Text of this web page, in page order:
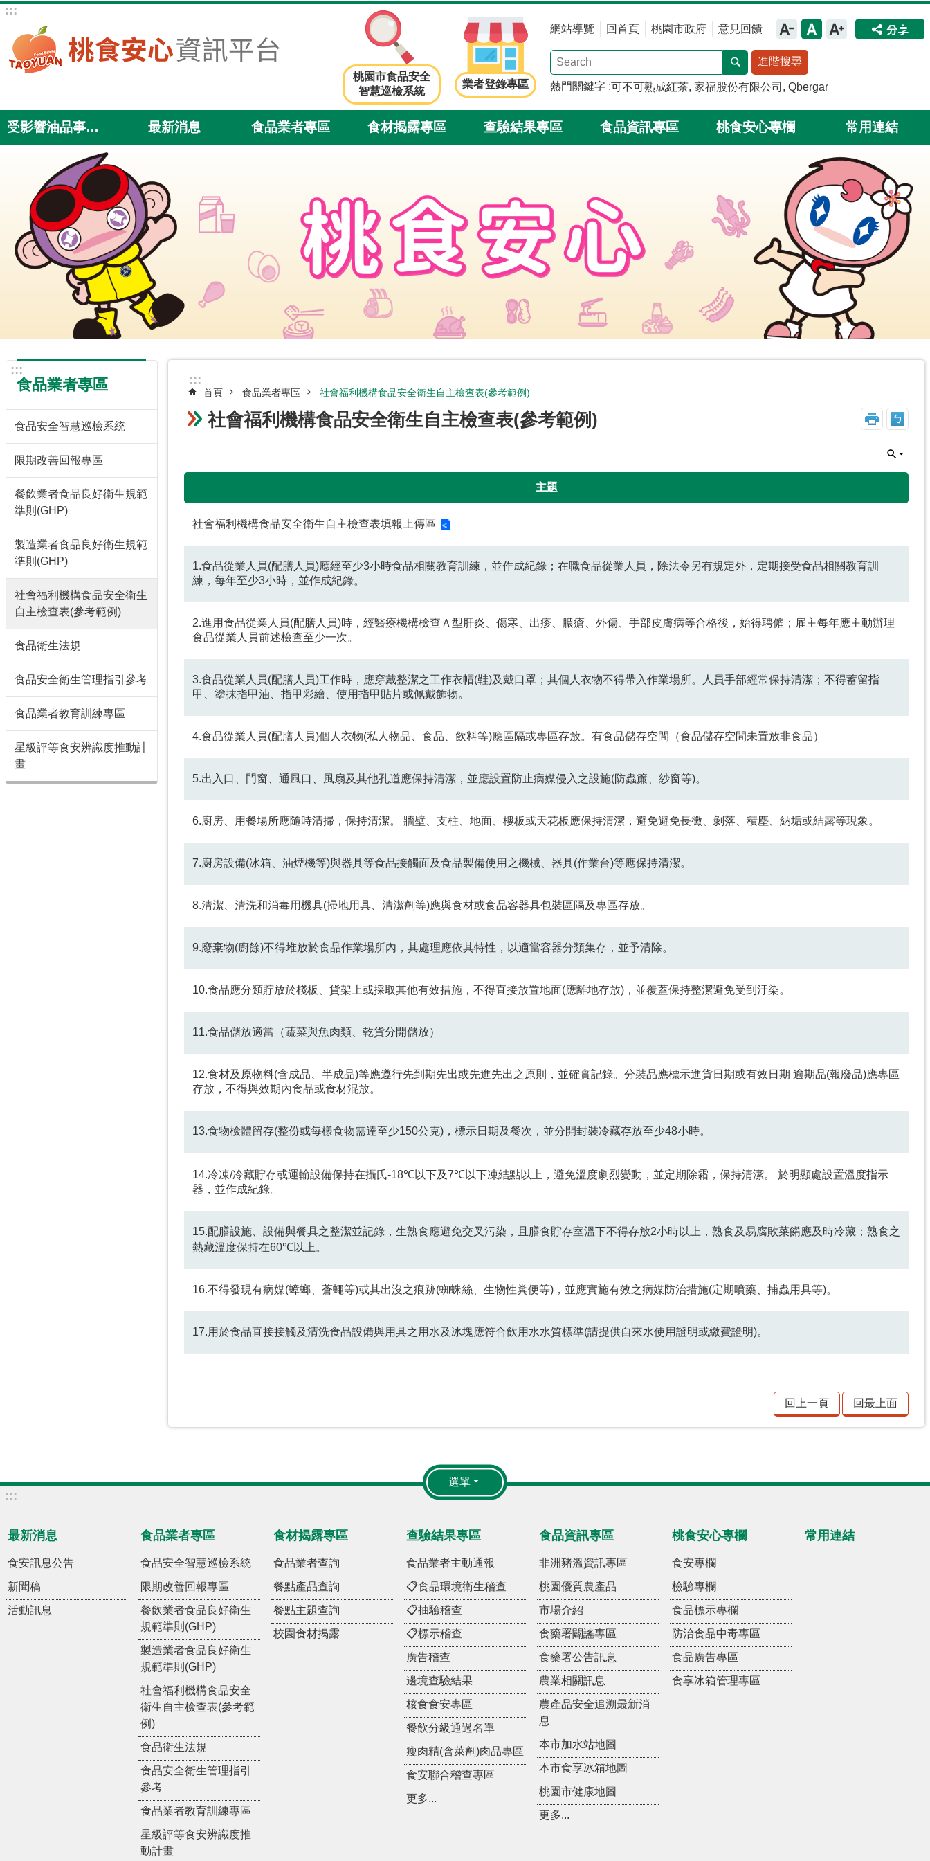
跳到主要內容區塊
:::
桃園市食品安全
智慧巡檢系統
業者登錄專區
網站導覽 回首頁 桃園市政府 意見回饋
進階搜尋
熱門關鍵字 可不可熟成紅茶 家福股份有限公司 Qbergar
受影響油品事件專區 最新消息 食品業者專區 食材揭露專區 查驗結果專區 食品資訊專區 桃食安心專欄 常用連結
:::
食品業者專區
食品安全智慧巡檢系統
限期改善回報專區
餐飲業者食品良好衛生規範
準則(GHP)
製造業者食品良好衛生規範
準則(GHP)
社會福利機構食品安全衛生
自主檢查表(參考範例)
食品衛生法規
食品安全衛生管理指引參考
食品業者教育訓練專區
星級評等食安辨識度推動計
畫
:::
首頁 食品業者專區 社會福利機構食品安全衛生自主檢查表(參考範例)
社會福利機構食品安全衛生自主檢查表(參考範例) _
主題
社會福利機構食品安全衛生自主檢查表填報上傳區
1.食品從業人員(配膳人員)應經至少3小時食品相關教育訓練，並作成紀錄；在職食品從業人員，除法令另有規定外，定期接受食品相關教育訓
練，每年至少3小時，並作成紀錄。
2.進用食品從業人員(配膳人員)時，經醫療機構檢查Ａ型肝炎、傷寒、出疹、膿瘡、外傷、手部皮膚病等合格後，始得聘僱；雇主每年應主動辦理
食品從業人員前述檢查至少一次。
3.食品從業人員(配膳人員)工作時，應穿戴整潔之工作衣帽(鞋)及戴口罩；其個人衣物不得帶入作業場所。人員手部經常保持清潔；不得蓄留指
甲、塗抹指甲油、指甲彩繪、使用指甲貼片或佩戴飾物。
4.食品從業人員(配膳人員)個人衣物(私人物品、食品、飲料等)應區隔或專區存放。有食品儲存空間（食品儲存空間未置放非食品）
5.出入口、門窗、通風口、風扇及其他孔道應保持清潔，並應設置防止病媒侵入之設施(防蟲簾、紗窗等)。
6.廚房、用餐場所應隨時清掃，保持清潔。 牆壁、支柱、地面、樓板或天花板應保持清潔，避免避免長黴、剝落、積塵、納垢或結露等現象。
7.廚房設備(冰箱、油煙機等)與器具等食品接觸面及食品製備使用之機械、器具(作業台)等應保持清潔。
8.清潔、清洗和消毒用機具(掃地用具、清潔劑等)應與食材或食品容器具包裝區隔及專區存放。
9.廢棄物(廚餘)不得堆放於食品作業場所內，其處理應依其特性，以適當容器分類集存，並予清除。
10.食品應分類貯放於棧板、貨架上或採取其他有效措施，不得直接放置地面(應離地存放)，並覆蓋保持整潔避免受到汙染。
11.食品儲放適當（蔬菜與魚肉類、乾貨分開儲放）
12.食材及原物料(含成品、半成品)等應遵行先到期先出或先進先出之原則，並確實記錄。分裝品應標示進貨日期或有效日期 逾期品(報廢品)應專區
存放，不得與效期內食品或食材混放。
13.食物檢體留存(整份或每樣食物需達至少150公克)，標示日期及餐次，並分開封裝冷藏存放至少48小時。
14.冷凍/冷藏貯存或運輸設備保持在攝氏-18℃以下及7℃以下凍結點以上，避免溫度劇烈變動，並定期除霜，保持清潔。 於明顯處設置溫度指示
器，並作成紀錄。
15.配膳設施、設備與餐具之整潔並記錄，生熟食應避免交叉污染，且膳食貯存室溫下不得存放2小時以上，熟食及易腐敗菜餚應及時冷藏；熟食之
熱藏溫度保持在60℃以上。
16.不得發現有病媒(蟑螂、蒼蠅等)或其出沒之痕跡(蜘蛛絲、生物性糞便等)，並應實施有效之病媒防治措施(定期噴藥、捕蟲用具等)。
17.用於食品直接接觸及清洗食品設備與用具之用水及冰塊應符合飲用水水質標準(請提供自來水使用證明或繳費證明)。
回上一頁 回最上面
選單
:::
最新消息
食安訊息公告
新聞稿
活動訊息
食品業者專區
食品安全智慧巡檢系統
限期改善回報專區
餐飲業者食品良好衛生
規範準則(GHP)
製造業者食品良好衛生
規範準則(GHP)
社會福利機構食品安全
衛生自主檢查表(參考範
例)
食品衛生法規
食品安全衛生管理指引
參考
食品業者教育訓練專區
星級評等食安辨識度推
動計畫
食材揭露專區
食品業者查詢
餐點產品查詢
餐點主題查詢
校園食材揭露
查驗結果專區
食品業者主動通報
📋食品環境衛生稽查
📋抽驗稽查
📋標示稽查
廣告稽查
邊境查驗結果
核食食安專區
餐飲分級通過名單
瘦肉精(含萊劑)肉品專區
食安聯合稽查專區
更多...
食品資訊專區
非洲豬溫資訊專區
桃園優質農產品
市場介紹
食藥署闢謠專區
食藥署公告訊息
農業相關訊息
農產品安全追溯最新消
息
本市加水站地圖
本市食享冰箱地圖
桃園市健康地圖
更多...
桃食安心專欄
食安專欄
檢驗專欄
食品標示專欄
防治食品中毒專區
食品廣告專區
食享冰箱管理專區
常用連結